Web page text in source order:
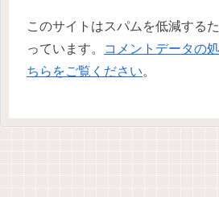
このサイトはスパムを低減する
っています。
コメントデータの
ちらをご覧ください。